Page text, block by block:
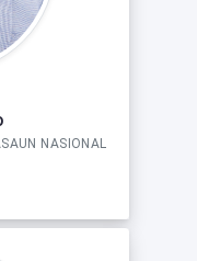
NASIONAL